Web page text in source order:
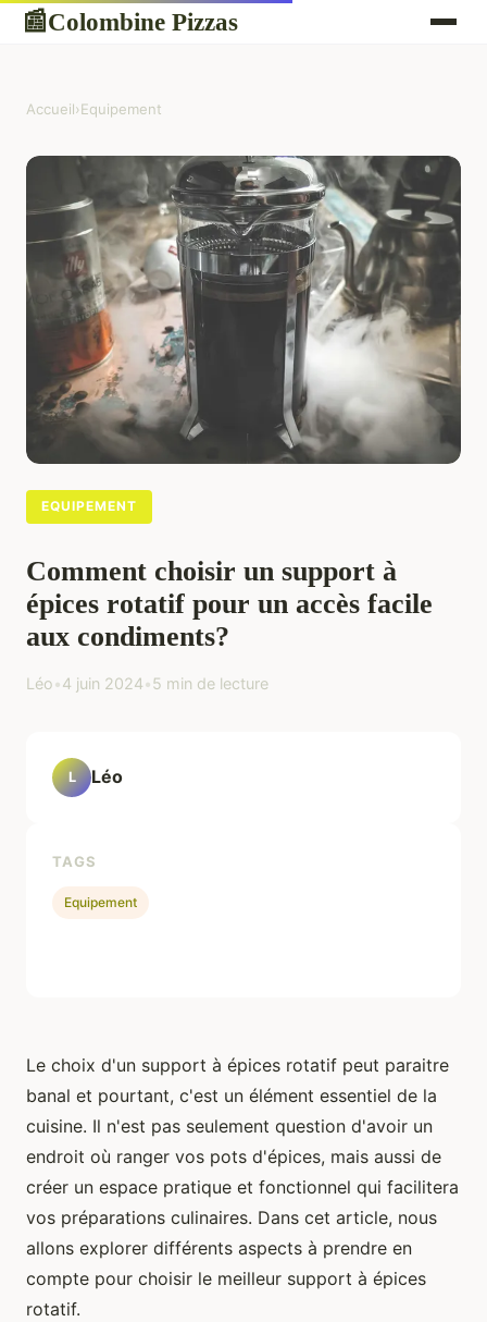
📰Colombine Pizzas
Accueil›Equipement
EQUIPEMENT
Comment choisir un support à
épices rotatif pour un accès facile
aux condiments?
Léo•4 juin 2024•5 min de lecture
Le choix d'un support à épices rotatif peut paraitre
banal et pourtant, c'est un élément essentiel de la
cuisine. Il n'est pas seulement question d'avoir un
endroit où ranger vos pots d'épices, mais aussi de
créer un espace pratique et fonctionnel qui facilitera
vos préparations culinaires. Dans cet article, nous
allons explorer différents aspects à prendre en
compte pour choisir le meilleur support à épices
rotatif.
L Léo
TAGS
Equipement